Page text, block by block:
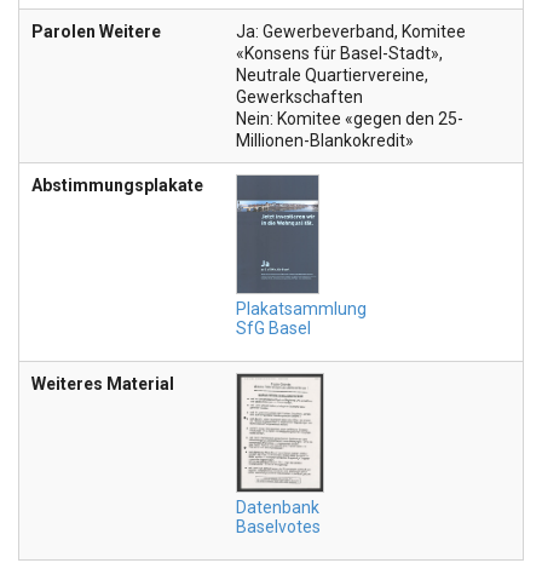
Parolen Weitere
Ja: Gewerbeverband, Komitee
«Konsens für Basel-Stadt»,
Neutrale Quartiervereine,
Gewerkschaften
Nein: Komitee «gegen den 25-
Millionen-Blankokredit»
Abstimmungsplakate
Plakatsammlung
SfG Basel
Weiteres Material
Datenbank
Baselvotes